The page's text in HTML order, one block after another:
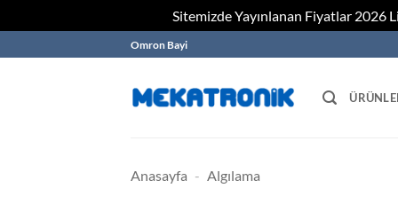
Sitemizde Yayınlanan Fiyatlar 2026
to
Omron Bayi
Anasayfa - Algılama